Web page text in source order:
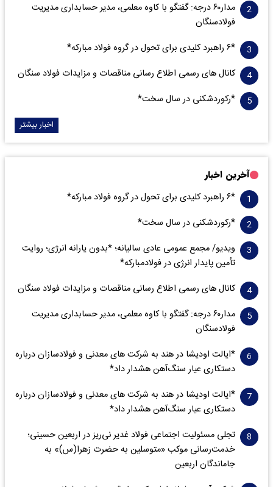
مدار‌۶٠ درجه: گفتگو با کاوه معلمی، مدیر حسابداری مدیریت
فولادسنگان
*۶ راهبرد کلیدی برای تحول در گروه فولاد مبارکه*
کانال های رسمی اطلاع رسانی مناقصات و مزایدات فولاد سنگان
*رکوردشکنی در سال سخت*
اخبار بیشتر
آخرین اخبار
*۶ راهبرد کلیدی برای تحول در گروه فولاد مبارکه*
*رکوردشکنی در سال سخت*
ویدیو/ مجمع عمومی عادی سالیانه؛ *بدون یارانه انرژی؛ روایت
تأمین پایدار انرژی در فولادمبارکه*
کانال های رسمی اطلاع رسانی مناقصات و مزایدات فولاد سنگان
مدار‌۶٠ درجه: گفتگو با کاوه معلمی، مدیر حسابداری مدیریت
فولادسنگان
*ایالت اودیشا در هند به شرکت های معدنی و فولادسازان درباره
دستکاری عیار سنگ‌آهن هشدار داد*
*ایالت اودیشا در هند به شرکت های معدنی و فولادسازان درباره
دستکاری عیار سنگ‌آهن هشدار داد*
تجلی مسئولیت اجتماعی فولاد غدیر نی‌ریز در اربعین حسینی؛
خدمت‌رسانی موکب «متوسلین به حضرت زهرا(س)» به
جاماندگان اربعین